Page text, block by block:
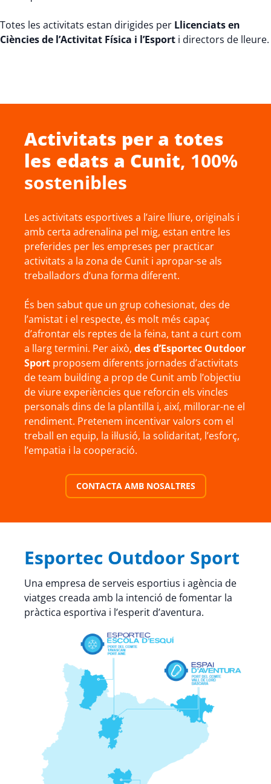
Totes les activitats estan dirigides per Llicenciats en
Ciències de l’Activitat Física i l’Esport i directors de lleure.
Activitats per a totes
les edats a Cunit, 100%
sostenibles
Les activitats esportives a l’aire lliure, originals i
amb certa adrenalina pel mig, estan entre les
preferides per les empreses per practicar
activitats a la zona de Cunit i apropar-se als
treballadors d’una forma diferent.
És ben sabut que un grup cohesionat, des de
l’amistat i el respecte, és molt més capaç
d’afrontar els reptes de la feina, tant a curt com
a llarg termini. Per això, des d’Esportec Outdoor
Sport proposem diferents jornades d’activitats
de team building a prop de Cunit amb l’objectiu
de viure experiències que reforcin els vincles
personals dins de la plantilla i, així, millorar-ne el
rendiment. Pretenem incentivar valors com el
treball en equip, la il·lusió, la solidaritat, l’esforç,
l’empatia i la cooperació.
CONTACTA AMB NOSALTRES
Esportec Outdoor Sport
Una empresa de serveis esportius i agència de
viatges creada amb la intenció de fomentar la
pràctica esportiva i l’esperit d’aventura.